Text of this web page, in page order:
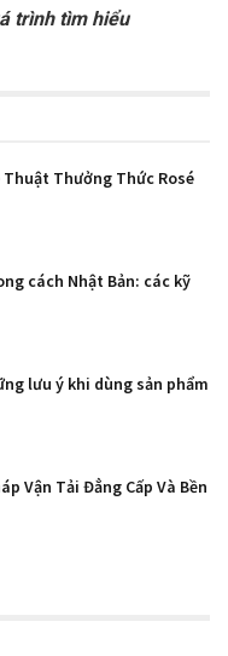
trình tìm hiểu
Thuật Thưởng Thức Rosé
cách Nhật Bản: các kỹ
lưu ý khi dùng sản phẩm
Vận Tải Đẳng Cấp Và Bền